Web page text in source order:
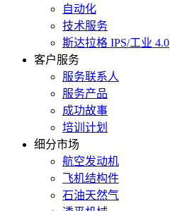
自动化
技术服务
斯达拉格 IPS/工业 4.0
客户服务
服务联系人
服务产品
成功故事
培训计划
细分市场
航空发动机
飞机结构件
石油天然气